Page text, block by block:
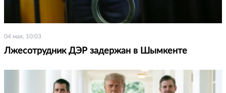
04 мая, 10:03
Лжесотрудник ДЭР задержан в Шымкенте